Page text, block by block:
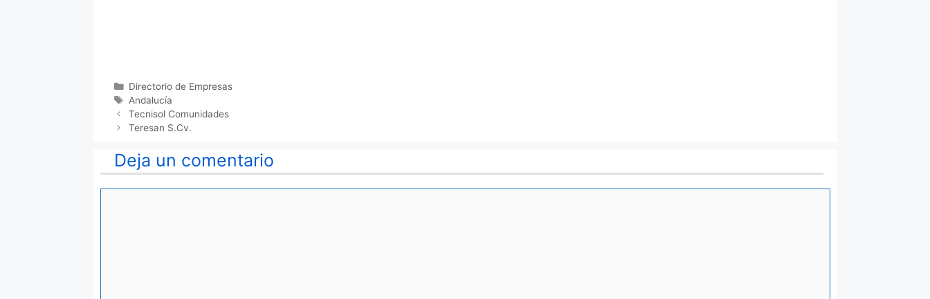
Categorías
Directorio de Empresas
Etiquetas
Andalucía
Tecnisol Comunidades
Teresan S.Cv.
Deja un comentario